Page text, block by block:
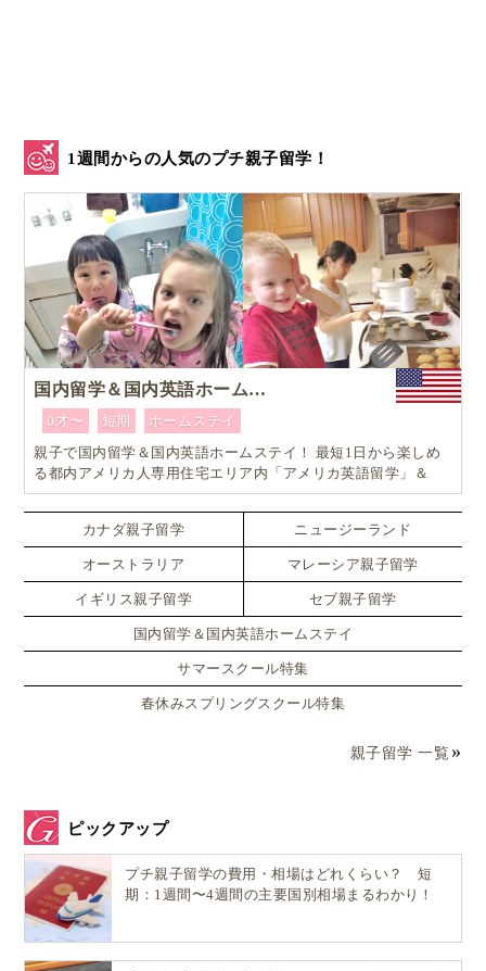
1週間からの人気のプチ親子留学！
国内留学＆国内英語ホームステイ
0才〜 短期
ホームステイ
親子で国内留学＆国内英語ホームステイ！ 最短1日から楽しめ
る都内アメリカ人専用住宅エリア内「アメリカ英語留学」＆
「ホームステイ体験」プログラム！
カナダ親子留学 ニュージーランド
オーストラリア マレーシア親子留学
イギリス親子留学 セブ親子留学
国内留学＆国内英語ホームステイ
サマースクール特集
春休みスプリングスクール特集
親子留学 一覧
ピックアップ
プチ親子留学の費用・相場はどれくらい？ 短
期：1週間〜4週間の主要国別相場まるわかり！